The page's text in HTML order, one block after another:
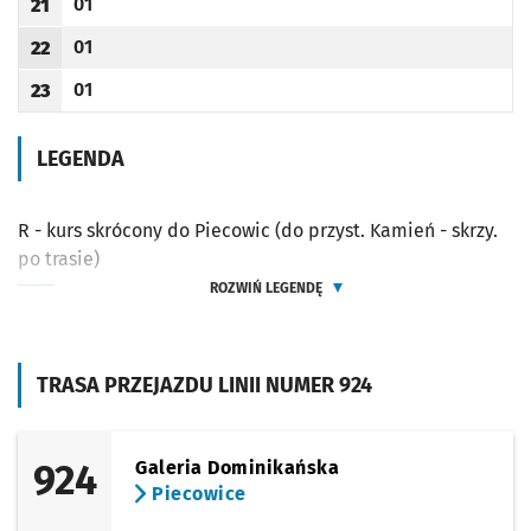
TRASA PRZEJAZDU LINII NUMER 924
924
Galeria Dominikańska
Piecowice
Godzina odjazdu
21
Odjazd
minut po godzinie 21
Godzina odjazdu
22
Odjazd
01
minut po godzinie 22
Godzina odjazdu
23
Odjazd
01
minut po godzinie 23
LEGENDA
R - kurs skrócony do Piecowic (do przyst. Kamień - skrzy.
po trasie)
ROZWIŃ LEGENDĘ